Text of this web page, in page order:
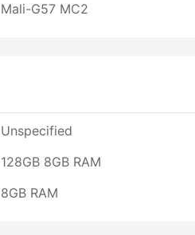
Mali-G57 MC2
Unspecified
128GB 8GB RAM
8GB RAM